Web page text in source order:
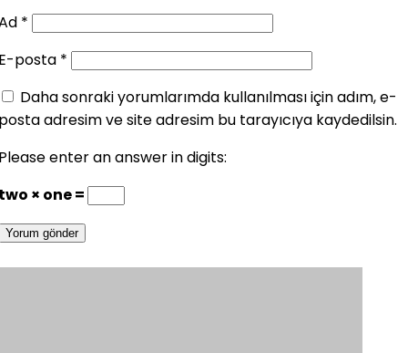
*
posta *
Daha sonraki yorumlarımda kullanılması için adım, e-
adresim ve site adresim bu tarayıcıya kaydedilsin.
enter an answer in digits:
× one =